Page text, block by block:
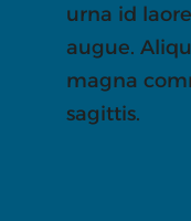
urna id
augue.
magna
sagittis.